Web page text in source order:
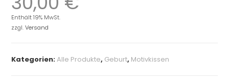
Enthält 19% MwSt.
zzgl.Versand
Kategorien:Alle Produkte, Geburt, Motivkissen